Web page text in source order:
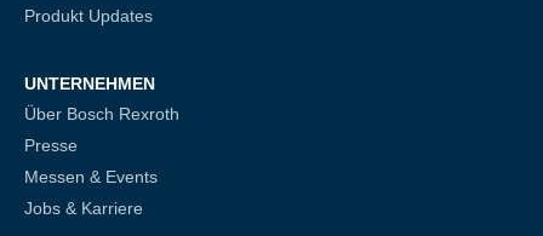
Produkt Updates
UNTERNEHMEN
Über Bosch Rexroth
Presse
Messen & Events
Jobs & Karriere